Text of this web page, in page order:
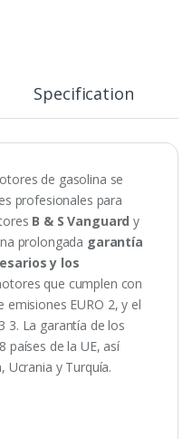
Specification
de gasolina se
profesionales para
B & S Vanguard y
prolongada garantía
y los
que cumplen con
EURO 2, y el
3. La garantía de los
países de la UE, así
Ucrania y Turquía.